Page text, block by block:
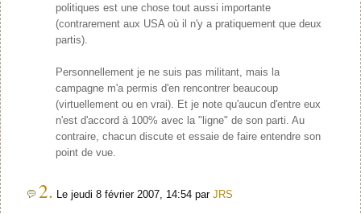
politiques est une chose tout aussi importante
(contrarement aux USA où il n'y a pratiquement que deux
partis).
Personnellement je ne suis pas militant, mais la
campagne m'a permis d'en rencontrer beaucoup
(virtuellement ou en vrai). Et je note qu'aucun d'entre eux
n'est d'accord à 100% avec la "ligne" de son parti. Au
contraire, chacun discute et essaie de faire entendre son
point de vue.
2. Le jeudi 8 février 2007, 14:54 par JRS